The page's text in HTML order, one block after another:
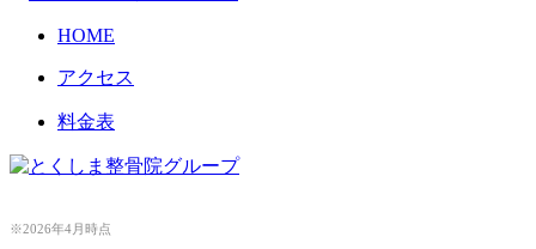
HOME
アクセス
料金表
※2026年4月時点